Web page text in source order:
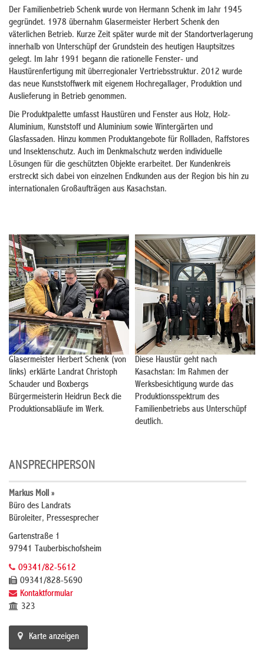
Der Familienbetrieb Schenk wurde von Hermann Schenk im Jahr 1945
gegründet. 1978 übernahm Glasermeister Herbert Schenk den
väterlichen Betrieb. Kurze Zeit später wurde mit der Standortverlagerung
innerhalb von Unterschüpf der Grundstein des heutigen Hauptsitzes
gelegt. Im Jahr 1991 begann die rationelle Fenster- und
Haustürenfertigung mit überregionaler Vertriebsstruktur. 2012 wurde
das neue Kunststoffwerk mit eigenem Hochregallager, Produktion und
Auslieferung in Betrieb genommen.
Die Produktpalette umfasst Haustüren und Fenster aus Holz, Holz-
Aluminium, Kunststoff und Aluminium sowie Wintergärten und
Glasfassaden. Hinzu kommen Produktangebote für Rollladen, Raffstores
und Insektenschutz. Auch im Denkmalschutz werden individuelle
Lösungen für die geschützten Objekte erarbeitet. Der Kundenkreis
erstreckt sich dabei von einzelnen Endkunden aus der Region bis hin zu
internationalen Großaufträgen aus Kasachstan.
Glasermeister Herbert Schenk (von
links) erklärte Landrat Christoph
Schauder und Boxbergs
Bürgermeisterin Heidrun Beck die
Produktionsabläufe im Werk.
Diese Haustür geht nach
Kasachstan: Im Rahmen der
Werksbesichtigung wurde das
Produktionsspektrum des
Familienbetriebs aus Unterschüpf
deutlich.
ANSPRECHPERSON
Markus Moll »
Büro des Landrats
Büroleiter, Pressesprecher
Gartenstraße 1
97941 Tauberbischofsheim
09341/82-5612
09341/828-5690
Kontaktformular
323
Karte anzeigen